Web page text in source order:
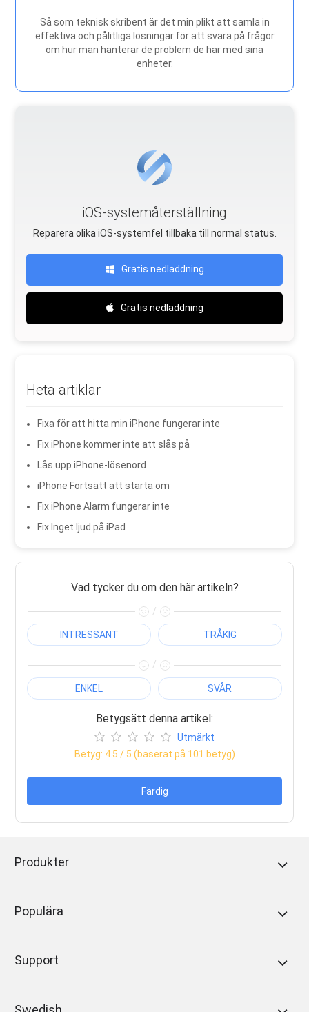
Så som teknisk skribent är det min plikt att samla in
effektiva och pålitliga lösningar för att svara på frågor
om hur man hanterar de problem de har med sina
enheter.
iOS-systemåterställning
Reparera olika iOS-systemfel tillbaka till normal status.
Gratis nedladdning
Gratis nedladdning
Heta artiklar
Fixa för att hitta min iPhone fungerar inte
Fix iPhone kommer inte att slås på
Lås upp iPhone-lösenord
iPhone Fortsätt att starta om
Fix iPhone Alarm fungerar inte
Fix Inget ljud på iPad
Vad tycker du om den här artikeln?
/
INTRESSANT TRÅKIG
/
ENKEL SVÅR
Betygsätt denna artikel:
Utmärkt
Betyg: 4.5 / 5 (baserat på 101 betyg)
Färdig
Produkter
Populära
Support